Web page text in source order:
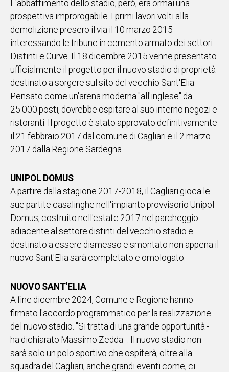
L'abbattimento dello stadio, però, era ormai una
prospettiva improrogabile. I primi lavori volti alla
demolizione presero il via il 10 marzo 2015
interessando le tribune in cemento armato dei settori
Distinti e Curve. Il 18 dicembre 2015 venne presentato
ufficialmente il progetto per il nuovo stadio di proprietà
destinato a sorgere sul sito del vecchio Sant'Elia.
Pensato come un'arena moderna "all'inglese" da
25.000 posti, dovrebbe ospitare al suo interno negozi e
ristoranti. Il progetto è stato approvato definitivamente
il 21 febbraio 2017 dal comune di Cagliari e il 2 marzo
2017 dalla Regione Sardegna.
UNIPOL DOMUS
A partire dalla stagione 2017-2018, il Cagliari gioca le
sue partite casalinghe nell'impianto provvisorio Unipol
Domus, costruito nell'estate 2017 nel parcheggio
adiacente al settore distinti del vecchio stadio e
destinato a essere dismesso e smontato non appena il
nuovo Sant'Elia sarà completato e omologato.
NUOVO SANT'ELIA
A fine dicembre 2024, Comune e Regione hanno
firmato l'accordo programmatico per la realizzazione
del nuovo stadio. "Si tratta di una grande opportunità -
ha dichiarato Massimo Zedda -. Il nuovo stadio non
sarà solo un polo sportivo che ospiterà, oltre alla
squadra del Cagliari, anche grandi eventi come, ci